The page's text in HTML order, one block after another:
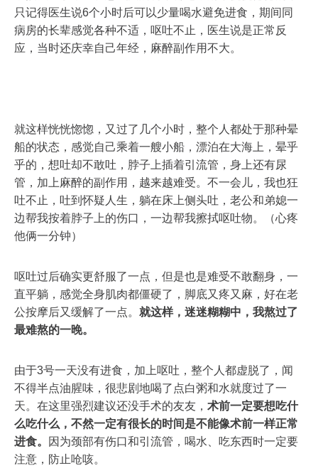
只记得医生说6个小时后可以少量喝水避免进食，期间同
病房的长辈感觉各种不适，呕吐不止，医生说是正常反
应，当时还庆幸自己年经，麻醉副作用不大。
就这样恍恍惚惚，又过了几个小时，整个人都处于那种晕
船的状态，感觉自己乘着一艘小船，漂泊在大海上，晕乎
乎的，想吐却不敢吐，脖子上插着引流管，身上还有尿
管，加上麻醉的副作用，越来越难受。不一会儿，我也狂
吐不止，吐到怀疑人生，躺在床上侧头吐，老公和弟媳一
边帮我按着脖子上的伤口，一边帮我擦拭呕吐物。（心疼
他俩一分钟）
呕吐过后确实更舒服了一点，但是也是难受不敢翻身，一
直平躺，感觉全身肌肉都僵硬了，脚底又疼又麻，好在老
公按摩后又缓解了一点。 就这样，迷迷糊糊中，我熬过了
最难熬的一晚。
由于3号一天没有进食，加上呕吐，整个人都虚脱了，闻
不得半点油腥味，很悲剧地喝了点白粥和水就度过了一
天。在这里强烈建议还没手术的友友， 术前一定要想吃什
么吃什么，不然一定有很长的时间是不能像术前一样正常
进食。
因为颈部有伤口和引流管，喝水、吃东西时一定要
注意，防止呛咳。